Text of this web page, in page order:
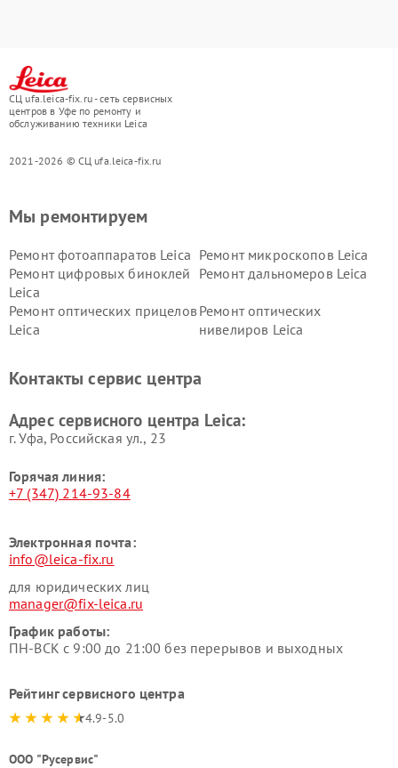
СЦ ufa.leica-fix.ru - сеть сервисных
центров в Уфе по ремонту и
обслуживанию техники Leica
2021-2026 © СЦ ufa.leica-fix.ru
Мы ремонтируем
Ремонт фотоаппаратов Leica Ремонт микроскопов Leica
Ремонт цифровых биноклей
Leica
Ремонт дальномеров Leica
Ремонт оптических прицелов
Leica
Ремонт оптических
нивелиров Leica
Контакты сервис центра
Адрес сервисного центра Leica:
г. Уфа, Российская ул., 23
Горячая линия:
+7 (347) 214-93-84
Электронная почта:
info@leica-fix.ru
для юридических лиц
manager@fix-leica.ru
График работы:
ПН-ВСК с 9:00 до 21:00 без перерывов и выходных
Рейтинг сервисного центра
4.9-5.0
ООО "Русервис"